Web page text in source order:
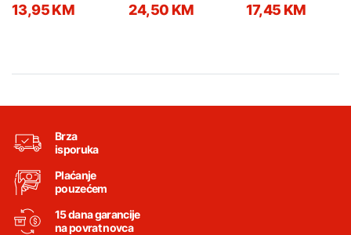
13,95 KM 24,50 KM 17,45 KM
Brza
isporuka
Plaćanje
pouzećem
15 dana garancije
na povrat novca